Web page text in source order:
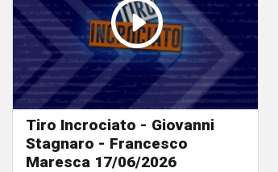
Tiro Incrociato - Giovanni
Stagnaro - Francesco
Maresca 17/06/2026